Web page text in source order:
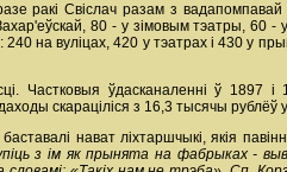
ракі Свіслач разам з
80 - у зімовым тэатры, 60
на вуліцах, 420 у тэатрах і 430 у
Частковыя ўдасканаленні ў 1897
скараціліся з 16,3 тысячы
нават ліхтаршчыкі, якія
з ім як прынята на фабрыках -